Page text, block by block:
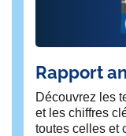
Rapport
Découvrez les
et les chiffres
toutes celles et